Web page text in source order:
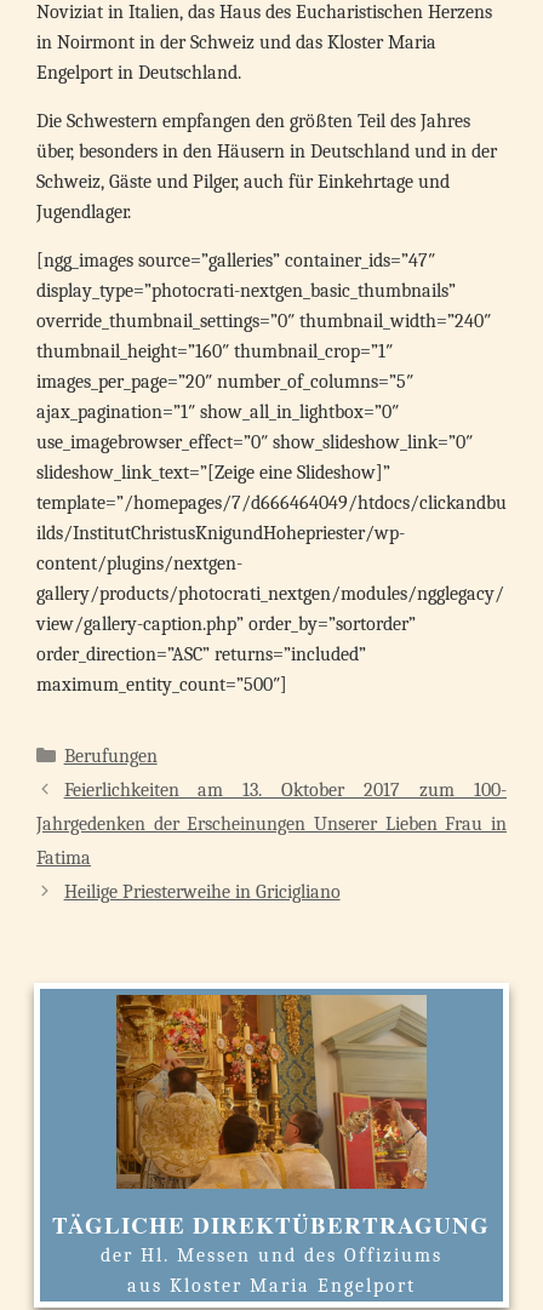
Noviziat in Italien, das Haus des Eucharistischen Herzens
in Noirmont in der Schweiz und das Kloster Maria
Engelport in Deutschland.
Die Schwestern empfangen den größten Teil des Jahres
über, besonders in den Häusern in Deutschland und in der
Schweiz, Gäste und Pilger, auch für Einkehrtage und
Jugendlager.
[ngg_images source=”galleries” container_ids=”47″
display_type=”photocrati-nextgen_basic_thumbnails”
override_thumbnail_settings=”0″ thumbnail_width=”240″
thumbnail_height=”160″ thumbnail_crop=”1″
images_per_page=”20″ number_of_columns=”5″
ajax_pagination=”1″ show_all_in_lightbox=”0″
use_imagebrowser_effect=”0″ show_slideshow_link=”0″
slideshow_link_text=”[Zeige eine Slideshow]”
template=”/homepages/7/d666464049/htdocs/clickandbu
ilds/InstitutChristusKnigundHohepriester/wp-
content/plugins/nextgen-
gallery/products/photocrati_nextgen/modules/ngglegacy/
view/gallery-caption.php” order_by=”sortorder”
order_direction=”ASC” returns=”included”
maximum_entity_count=”500″]
Kategorien
Berufungen
Feierlichkeiten am 13. Oktober 2017 zum 100-
Jahrgedenken der Erscheinungen Unserer Lieben Frau in
Fatima
Heilige Priesterweihe in Gricigliano
TÄGLICHE DIREKTÜBERTRAGUNG
der Hl. Messen und des Offiziums
aus Kloster Maria Engelport